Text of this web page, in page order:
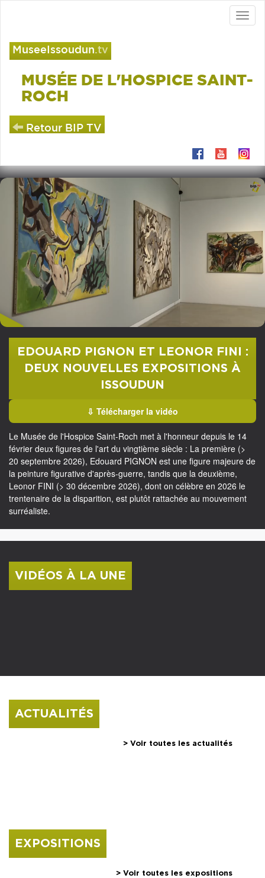
MuseeIssoudun.tv
MUSÉE DE L'HOSPICE SAINT-
ROCH
Retour BIP TV
Musée
de
l'Hospice
Saint-
Roch
—
Issoudun
Edouard
Pignon
et
Leonor
Fini
:
deux
nouvelles
expositions
à
Issoudun
EDOUARD PIGNON ET LEONOR FINI :
DEUX NOUVELLES EXPOSITIONS À
ISSOUDUN
⇩ Télécharger la vidéo
Le Musée de l'Hospice Saint-Roch met à l'honneur depuis le 14
février deux figures de l'art du vingtième siècle : La première (>
20 septembre 2026), Edouard PIGNON est une figure majeure de
la peinture figurative d'après-guerre, tandis que la deuxième,
Leonor FINI (> 30 décembre 2026), dont on célèbre en 2026 le
trentenaire de la disparition, est plutôt rattachée au mouvement
surréaliste.
VIDÉOS À LA UNE
Edouard Pignon et Leonor Fini : deux nouvelles
ACTUALITÉS
> Voir toutes les actualités
EXPOSITIONS
> Voir toutes les expositions